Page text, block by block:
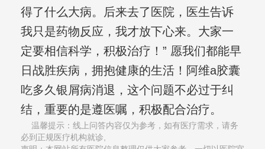
得了什么大病。后来去了医院，医生告诉
我只是药物反应，我才放下心来。大家一
定要相信科学，积极治疗！” 愿我们都能早
日战胜疾病，拥抱健康的生活！阿维a胶囊
吃多久银屑病消退，这个问题不必过于纠
结，重要的是遵医嘱，积极配合治疗。
温馨提示：线上问答内容仅为参考，如有医疗需求，请务
必到正规医疗机构就诊,